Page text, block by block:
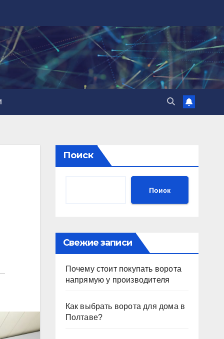
Поиск
Поиск
Свежие записи
Почему стоит покупать ворота
напрямую у производителя
Как выбрать ворота для дома в
Полтаве?